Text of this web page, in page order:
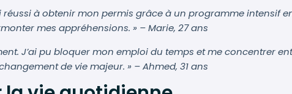
à obtenir mon permis grâce à un programme intensif en
mes appréhensions. » – Marie, 27 ans
J’ai pu bloquer mon emploi du temps et me concentrer
de vie majeur. » – Ahmed, 31 ans